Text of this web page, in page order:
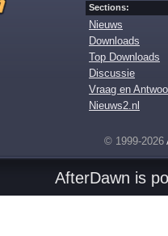
Sections:
Nieuws
Downloads
Top Downloads
Discussie
Vraag en
Nieuws2.nl
© 1999-2026
AfterDawn is